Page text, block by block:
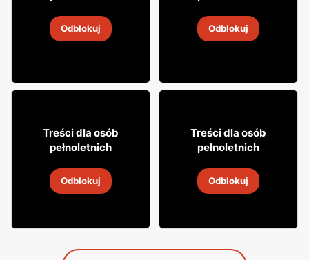
Napój alkoholowy Soplica
18 sie 2026
Odblokuj
Wódka Żołądkowa Gorzka
18 sie 2026
Odblokuj
49 99
18 sie 2026
Treści dla osób
pełnoletnich
Odblokuj
4999
18 sie 2026
Treści dla osób
pełnoletnich
Odblokuj